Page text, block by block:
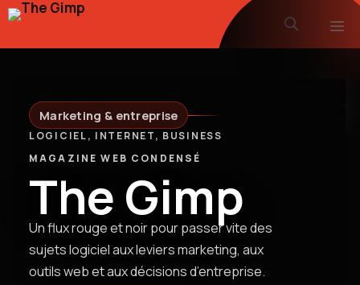
Aller
contenu
Marketing & entreprise
LOGICIEL, INTERNET, BUSINESS
MAGAZINE WEB CONDENSÉ
The Gimp
Un flux rouge et noir pour passer vite des
sujets logiciel aux leviers marketing, aux
outils web et aux décisions d’entreprise.